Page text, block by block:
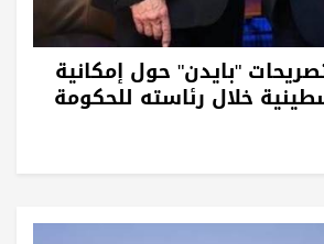
"بايدن" حول إمكانية
خلال رئاسته للحكومة